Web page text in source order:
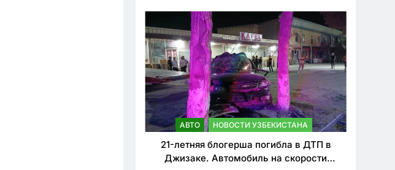
нарушителей ПДД
АВТО НОВОСТИ УЗБЕКИСТАНА
21-летняя блогерша погибла в ДТП в
Джизаке. Автомобиль на скорости